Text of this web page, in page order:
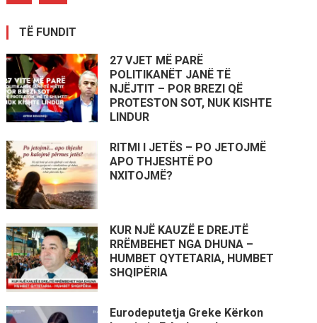
TË FUNDIT
27 VJET MË PARË
POLITIKANËT JANË TË
NJËJTIT – POR BREZI QË
PROTESTON SOT, NUK KISHTE
LINDUR
RITMI I JETËS – PO JETOJMË
APO THJESHTË PO
NXITOJMË?
KUR NJË KAUZË E DREJTË
RRËMBEHET NGA DHUNA –
HUMBET QYTETARIA, HUMBET
SHQIPËRIA
Eurodeputetja Greke Kërkon